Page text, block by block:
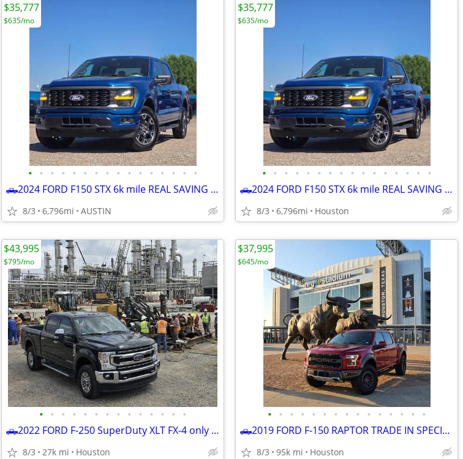
• • • • • • • • • • • • • • • •
🛻2024 FORD F150 STX 6k mile REAL SAVING HERE CALL NOW ☎️832-249-1818
8/3 6,796mi AUSTIN
$35,777
$635/mo
• • • • • • • • • • • • • • • •
🛻2024 FORD F150 STX 6k mile REAL SAVING HERE CALL NOW ☎️832-249-1818
8/3 6,796mi Houston
$35,777
$635/mo
• • • • • • • • • • • • • •
🛻2022 FORD F-250 SuperDuty XLT FX-4 only 26k miles *BEST DEAL ZERO GAMES *☎
8/3 27k mi Houston
$43,995
$795/mo
• • • • • • • • • • • • • • •
🛻2019 FORD F-150 RAPTOR TRADE IN SPECIAL ☎️832-249-1818
8/3 95k mi Houston
$37,995
$645/mo